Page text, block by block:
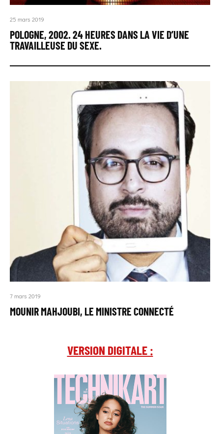
25 mars 2019
POLOGNE, 2002. 24 HEURES DANS LA VIE D’UNE
TRAVAILLEUSE DU SEXE.
7 mars 2019
MOUNIR MAHJOUBI, LE MINISTRE CONNECTÉ
VERSION DIGITALE :